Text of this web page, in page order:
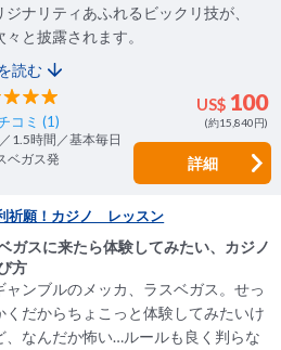
ジナリティあふれるビックリ技が、
々と披露されます。
読む
US$ 100
(約15,840円)
コミ (1)
1.5時間／基本毎日
ベガス発
詳細
祈願！カジノ レッスン
ガスに来たら体験してみたい、カジノ
方
ャンブルのメッカ、ラスベガス。せっ
くだからちょこっと体験してみたいけ
、なんだか怖い…ルールも良く判らな